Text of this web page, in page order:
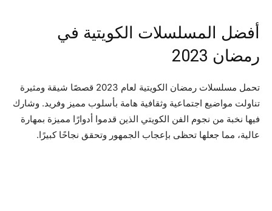
أفضل المسلسلات الكويتية في
رمضان 2023
تحمل مسلسلات رمضان الكويتية لعام 2023 قصصًا شيقة ومثيرة
تناولت مواضيع اجتماعية وثقافية هامة بأسلوب مميز وفريد. وشارك
فيها نخبة من نجوم الفن الكويتي الذين قدموا أدوارًا مميزة بمهارة
عالية، مما جعلها تحظى بإعجاب الجمهور وتحقق نجاحًا كبيرًا.